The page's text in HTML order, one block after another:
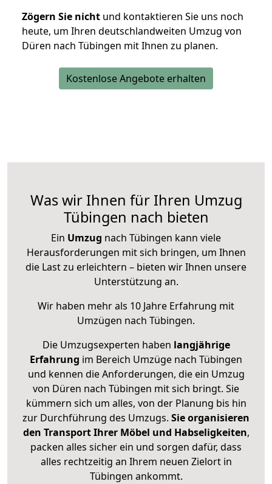
Zögern Sie nicht und kontaktieren Sie uns noch
heute, um Ihren deutschlandweiten Umzug von
Düren nach Tübingen mit Ihnen zu planen.
Kostenlose Angebote erhalten
Was wir Ihnen für Ihren Umzug
Tübingen nach bieten
Ein Umzug nach Tübingen kann viele
Herausforderungen mit sich bringen, um Ihnen
die Last zu erleichtern – bieten wir Ihnen unsere
Unterstützung an.
Wir haben mehr als 10 Jahre Erfahrung mit
Umzügen nach Tübingen.
Die Umzugsexperten haben langjährige
Erfahrung im Bereich Umzüge nach Tübingen
und kennen die Anforderungen, die ein Umzug
von Düren nach Tübingen mit sich bringt. Sie
kümmern sich um alles, von der Planung bis hin
zur Durchführung des Umzugs. Sie organisieren
den Transport Ihrer Möbel und Habseligkeiten,
packen alles sicher ein und sorgen dafür, dass
alles rechtzeitig an Ihrem neuen Zielort in
Tübingen ankommt.